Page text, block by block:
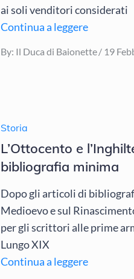
ai soli venditori considerati
Continua a leggere
By: Il Duca di Baionette
Posted
19
Storia
L’Ottocento e
bibliografia minima
Dopo gli articoli di
Medioevo e sul
per gli scrittori alle prime
Lungo XIX
Continua a leggere